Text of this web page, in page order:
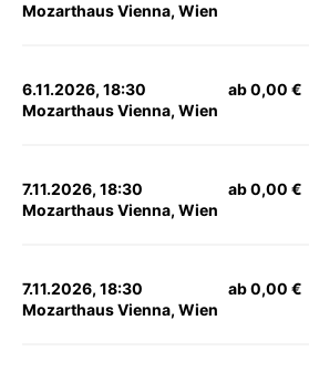
Mozarthaus Vienna, Wien
6.11.2026, 18:30
Mozarthaus Vienna, Wien
ab 0,00 €
7.11.2026, 18:30
Mozarthaus Vienna, Wien
ab 0,00 €
7.11.2026, 18:30
Mozarthaus Vienna, Wien
ab 0,00 €